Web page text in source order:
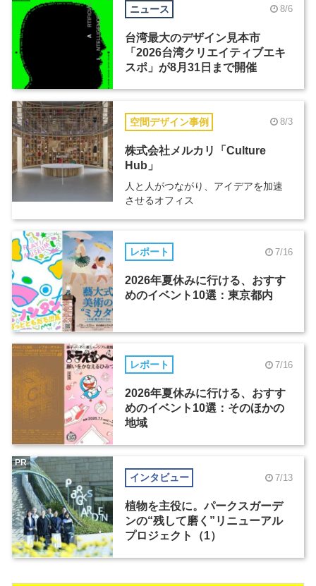
ニュース 8/6
台湾最大のデザイン見本市
「2026台湾クリエイティブエキ
スポ」が8月31日まで開催
空間デザイン事例 8/3
株式会社メルカリ「Culture
Hub」
人と人がつながり、アイデアを加速
させるオフィス
レポート 7/16
2026年夏休みに行ける、おすす
めのイベント10選：東京都内
レポート 7/16
2026年夏休みに行ける、おすす
めのイベント10選：そのほかの
地域
インタビュー 7/13
植物を主役に。パークスガーデ
ンの“残して磨く”リニューアル
プロジェクト（1）
PR